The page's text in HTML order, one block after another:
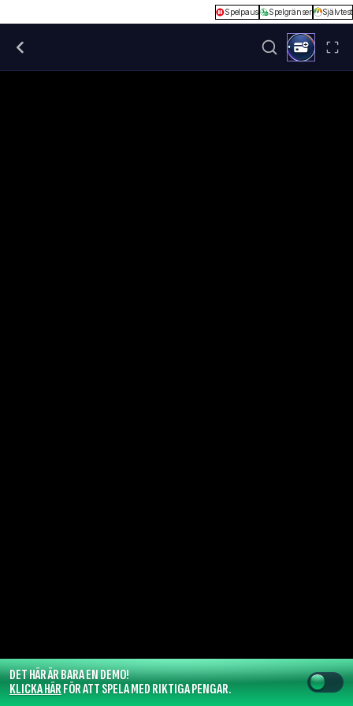
Spelpaus Spelgränser Självtest
DET HÄR ÄR BARA EN DEMO!
KLICKA HÄRFÖR ATT SPELA MED RIKTIGA PENGAR.